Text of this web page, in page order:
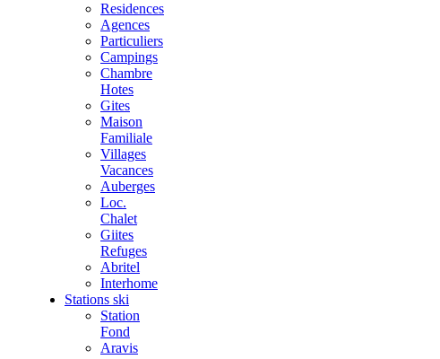
Residences
Agences
Particuliers
Campings
Chambre
Hotes
Gites
Maison
Familiale
Villages
Vacances
Auberges
Loc.
Chalet
Giites
Refuges
Abritel
Interhome
Stations ski
Station
Fond
Aravis